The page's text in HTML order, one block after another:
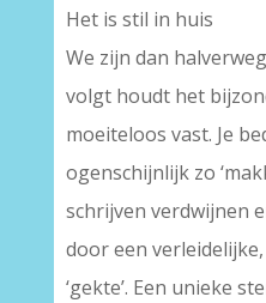
Het is stil in huis
We zijn dan
volgt houdt het
moeiteloos vast. Je
ogenschijnlijk zo
schrijven verdwijnen
door een
‘gekte’. Een unieke